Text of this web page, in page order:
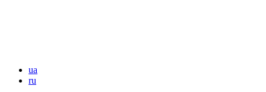
ua
ru